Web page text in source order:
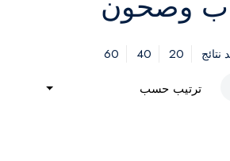
نتائج 20
40
60
ترتيب حسب